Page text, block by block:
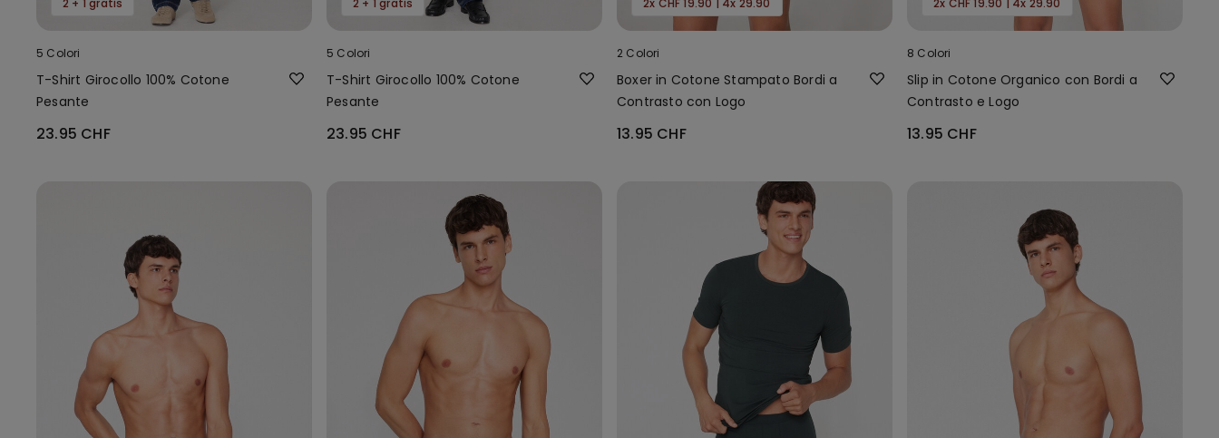
5 Colori
T-Shirt Girocollo 100% Cotone
Pesante
23.95 CHF
5 Colori
T-Shirt Girocollo 100% Cotone
Pesante
23.95 CHF
2 Colori
Boxer in Cotone Stampato Bordi a
Contrasto con Logo
13.95 CHF
8 Colori
Slip in Cotone Organico con Bordi a
Contrasto e Logo
13.95 CHF